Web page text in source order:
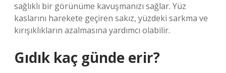
sağlıklı bir görünüme kavuşmanızı sağlar. Yüz
kaslarını harekete geçiren sakız, yüzdeki sarkma ve
kırışıklıkların azalmasına yardımcı olabilir.
Gıdık kaç günde erir?